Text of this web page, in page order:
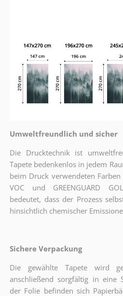
Umweltfreundlich und sicher
Die Drucktechnik ist
Tapete bedenkenlos in jedem
beim Druck verwendeten
VOC und GREENGUARD
bedeutet, dass der Prozess
hinsichtlich chemischer
Sichere Verpackung
Die gewählte Tapete wird
anschließend sorgfältig in eine
der Folie befinden sich